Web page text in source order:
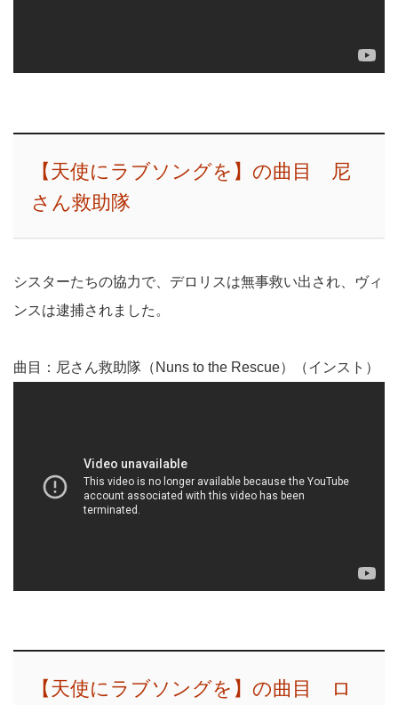
【天使にラブソングを】の曲目 尼
さん救助隊
シスターたちの協力で、デロリスは無事救い出され、ヴィ
ンスは逮捕されました。
曲目：尼さん救助隊（Nuns to the Rescue）（インスト）
【天使にラブソングを】の曲目 ロ